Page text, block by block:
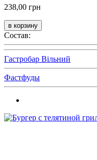
238,00 грн
Состав:
Гастробар Вільний
Фастфуды